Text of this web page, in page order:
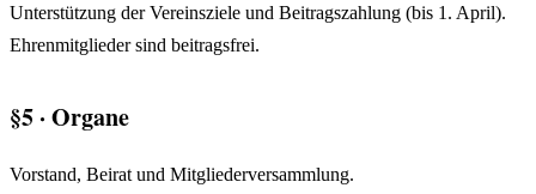
Unterstützung der Vereinsziele und Beitragszahlung (bis 1. April).
Ehrenmitglieder sind beitragsfrei.
§5 · Organe
Vorstand, Beirat und Mitgliederversammlung.